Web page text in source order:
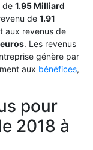
de 1.95 Milliard
de 1.91
aux revenus de
. Les revenus
génère par
aux bénéfices,
pour
2018 à